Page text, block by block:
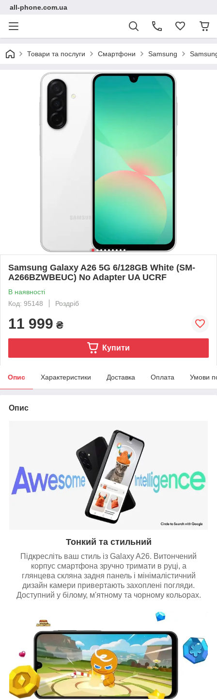
all-phone.com.ua
Товари та послуги Смартфони Samsung
Samsung Galaxy A26 5G 6/128GB White (SM-
A266BZWBEUC) No Adapter UA UCRF
В наявності
Код: 95148
Роздріб
11 999 ₴
Купити
Опис Характеристики Доставка Оплата Умови
Опис
Тонкий та стильний
Підкресліть ваш стиль із Galaxy A26. Витончений
корпус смартфона зручно тримати в руці, а
глянцева скляна задня панель і мінімалістичний
дизайн камери привертають захоплені погляди.
Доступний у білому, м'ятному та чорному кольорах.